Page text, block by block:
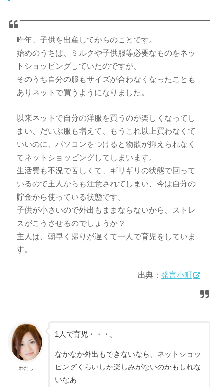
昨年、子供を出産してからのことです。
始めのうちは、ミルクや子供服等必要なものをネッ
トショッピングしていたのですが、
そのうち自分の服もサイズが合わなくなったことも
ありネットで買うようになりました。
以来ネットで自分の洋服を買うのが楽しくなってし
まい、だいぶ服も増えて、もうこれ以上買わなくて
いいのに、パソコンをつけると物欲が抑えられなく
てネットショッピングしてしまいます。
生活費も不況で苦しくて、ギリギリの状態で回って
いるので主人からも注意されてしまい、今は自分の
貯金から使っている状態です。
子供が小さいので外出もままならないから、ストレ
スがこうさせるのでしょうか？
主人は、朝早く帰りが遅くて一人で育児をしていま
す。
出典： 発言小町
わたし
1人で育児・・・。
なかなか外出もできないなら、ネットショッ
ピングくらいしか楽しみがないのかもしれな
いなあ